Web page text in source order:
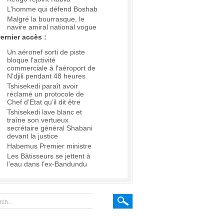
L’homme qui défend Boshab
Malgré la bourrasque, le
navire amiral national vogue
accès :
Un aéronef sorti de piste
bloque l'activité
commerciale à l'aéroport de
N'djili pendant 48 heures
Tshisekedi paraît avoir
réclamé un protocole de
Chef d’Etat qu’il dit être
Tshisekedi lave blanc et
traîne son vertueux
secrétaire général Shabani
devant la justice
Habemus Premier ministre
Les Bâtisseurs se jettent à
l’eau dans l’ex-Bandundu